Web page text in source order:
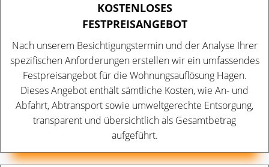
KOSTENLOSES
FESTPREISANGEBOT
Nach unserem Besichtigungstermin und der Analyse Ihrer
spezifischen Anforderungen erstellen wir ein umfassendes
Festpreisangebot für die Wohnungsauflösung Hagen.
Dieses Angebot enthält sämtliche Kosten, wie An- und
Abfahrt, Abtransport sowie umweltgerechte Entsorgung,
transparent und übersichtlich als Gesamtbetrag
aufgeführt.